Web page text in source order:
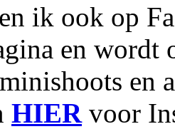
ik ook op
en wordt
HIER voor